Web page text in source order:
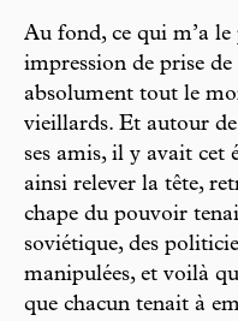
Au fond, ce qui m’a le
impression de prise
absolument tout le
vieillards. Et autour
ses amis, il y avait cet
ainsi relever la tête,
chape du pouvoir
soviétique, des
manipulées, et voilà
que chacun tenait à